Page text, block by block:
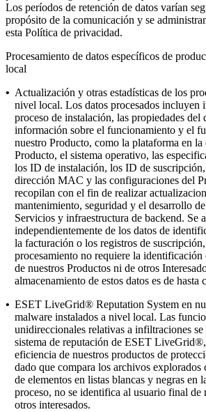
Los períodos de retención de datos varían
propósito de la comunicación y se
esta Política de privacidad.
Procesamiento de datos específicos de
local
• Actualización y otras estadísticas de los
nivel local. Los datos procesados incluyen
proceso de instalación, las propiedades
información sobre el funcionamiento y el
nuestro Producto, como la plataforma en la
Producto, el sistema operativo, las
los ID de instalación, los ID de
dirección MAC y las configuraciones del
recopilan con el fin de realizar
mantenimiento, seguridad y el desarrollo
Servicios y infraestructura de backend. Se
independientemente de los datos de
la facturación o los registros de
procesamiento no requiere la identificación
de nuestros Productos ni de otros
almacenamiento de estos datos es de hasta
• ESET LiveGrid® Reputation System en
malware instalados a nivel local. Las
unidireccionales relativas a infiltraciones se
sistema de reputación de ESET
eficiencia de nuestros productos de
dado que compara los archivos explorados
de elementos en listas blancas y negras en
proceso, no se identifica al usuario final de
otros interesados.